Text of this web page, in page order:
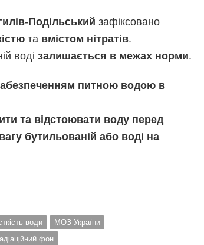
Подільський зафіксовано
та вмістом нітратів.
воді залишається в межах норми.
питною водою в
та відстоювати воду перед
бутильованій або воді на
води
МОЗ України
фон